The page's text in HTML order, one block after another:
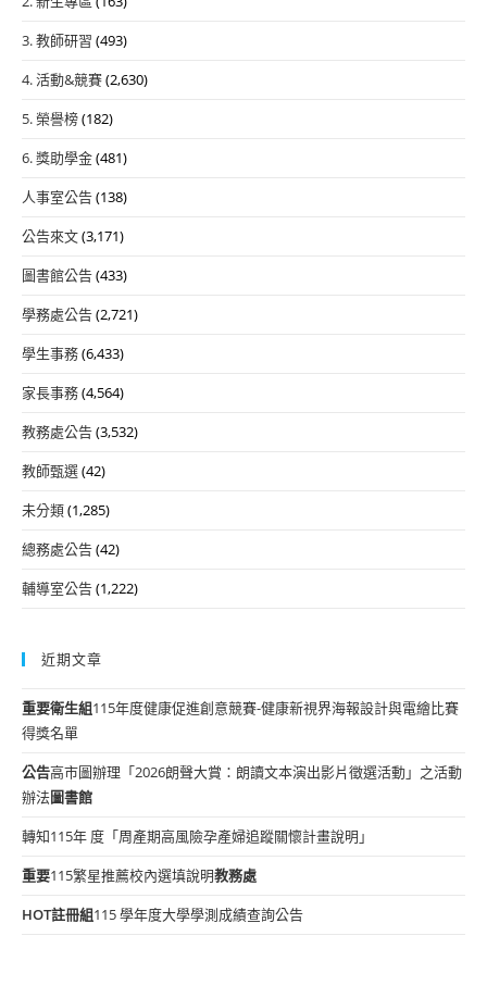
3. 教師研習 (493)
4. 活動&競賽(2,630)
5. 榮譽榜(182)
6. 獎助學金(481)
人事室公告(138)
公告來文(3,171)
圖書館公告(433)
學務處公告(2,721)
學生事務(6,433)
家長事務(4,564)
教務處公告(3,532)
教師甄選(42)
未分類(1,285)
總務處公告(42)
輔導室公告(1,222)
近期文章
重要衛生組115年度健康促進創意競賽-健康新視界海報設計與電繪比賽
得獎名單
公告高市圖辦理「2026朗聲大賞：朗讀文本演出影片徵選活動」之活動
辦法圖書館
轉知115年 度「周產期高風險孕產婦追蹤關懷計畫說明」
重要115繁星推薦校內選填說明教務處
HOT註冊組115 學年度大學學測成績查詢公告